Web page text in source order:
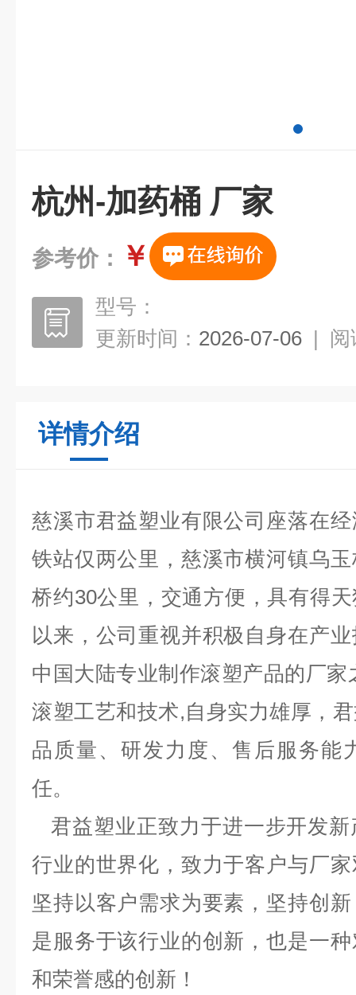
杭州-加药桶 厂家
参考价： ￥
型号：
更新时间： 2026-07-06 | 阅
详情介绍
慈溪市君益塑业有限公司座落在
铁站仅两公里，慈溪市横河镇乌
桥约30公里，交通方便，具有得
以来，公司重视并积极自身在产
中国大陆专业制作滚塑产品的厂
滚塑工艺和技术,自身实力雄厚，
品质量、研发力度、售后服务能
任。
君益塑业正致力于进一步开发
行业的世界化，致力于客户与厂
坚持以客户需求为要素，坚持创
是服务于该行业的创新，也是一
和荣誉感的创新！